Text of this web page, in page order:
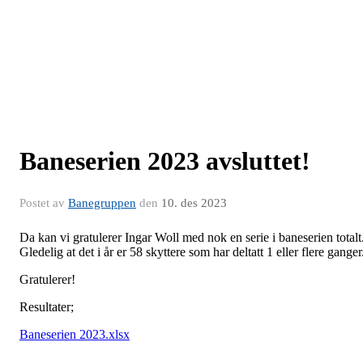
Baneserien 2023 avsluttet!
Postet av Banegruppen den 10. des 2023
Da kan vi gratulerer Ingar Woll med nok en serie i baneserien
Gledelig at det i år er 58 skyttere som har deltatt 1 eller flere
Gratulerer!
Resultater;
Baneserien 2023.xlsx